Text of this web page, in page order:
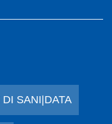
DI SANI|DATA